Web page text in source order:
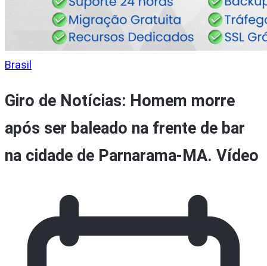
Brasil
Giro de Notícias: Homem morre
após ser baleado na frente de bar
na cidade de Parnarama-MA. Vídeo